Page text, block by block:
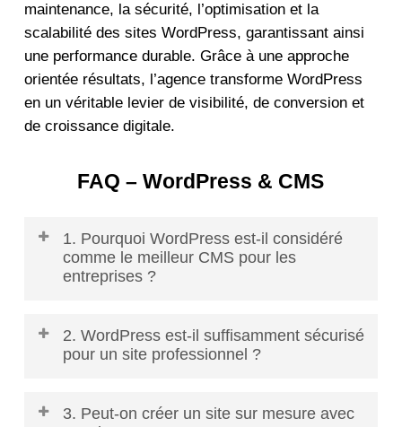
maintenance, la sécurité, l’optimisation et la
scalabilité des sites WordPress, garantissant ainsi
une performance durable. Grâce à une approche
orientée résultats, l’agence transforme WordPress
en un véritable levier de visibilité, de conversion et
de croissance digitale.
FAQ – WordPress & CMS
1. Pourquoi WordPress est-il considéré
comme le meilleur CMS pour les
entreprises ?
grande flexibilité, une personnalisation avancée
et une compatibilité avec tous les besoins
2. WordPress est-il suffisamment sécurisé
pour un site professionnel ?
agence experte, mis à jour régulièrement et
3. Peut-on créer un site sur mesure avec